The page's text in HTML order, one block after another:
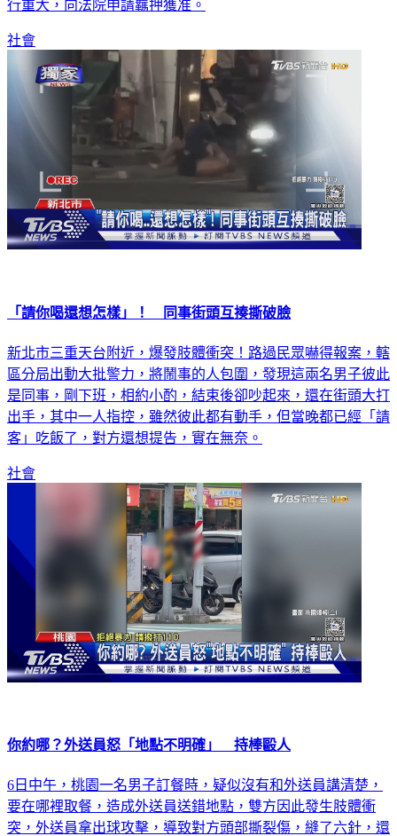
行重大，向法院申請羈押獲准。
社會
「請你喝還想怎樣」！ 同事街頭互揍撕破臉
新北市三重天台附近，爆發肢體衝突！路過民眾嚇得報案，轄
區分局出動大批警力，將鬧事的人包圍，發現這兩名男子彼此
是同事，剛下班，相約小酌，結束後卻吵起來，還在街頭大打
出手，其中一人指控，雖然彼此都有動手，但當晚都已經「請
客」吃飯了，對方還想提告，實在無奈。
社會
你約哪？外送員怒「地點不明確」 持棒毆人
6日中午，桃園一名男子訂餐時，疑似沒有和外送員講清楚，
要在哪裡取餐，造成外送員送錯地點，雙方因此發生肢體衝
突，外送員拿出球攻擊，導致對方頭部撕裂傷，縫了六針，還